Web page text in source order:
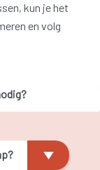
kun je het
en volg